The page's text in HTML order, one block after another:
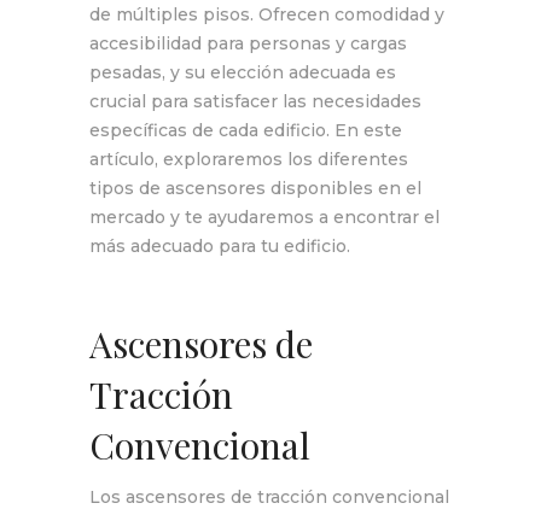
de múltiples pisos. Ofrecen comodidad y
accesibilidad para personas y cargas
pesadas, y su elección adecuada es
crucial para satisfacer las necesidades
específicas de cada edificio. En este
artículo, exploraremos los diferentes
tipos de ascensores disponibles en el
mercado y te ayudaremos a encontrar el
más adecuado para tu edificio.
Ascensores de
Tracción
Convencional
Los ascensores de tracción convencional